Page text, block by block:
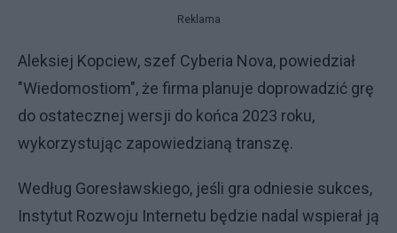
Reklama
Aleksiej Kopciew, szef Cyberia Nova, powiedział
"Wiedomostiom", że firma planuje doprowadzić grę
do ostatecznej wersji do końca 2023 roku,
wykorzystując zapowiedzianą transzę.
Według Goresławskiego, jeśli gra odniesie sukces,
Instytut Rozwoju Internetu będzie nadal wspierał ją